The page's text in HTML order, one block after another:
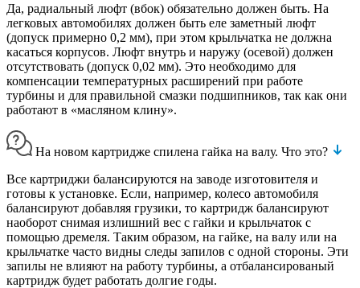
Да, радиальный люфт (вбок) обязательно должен быть. На
легковых автомобилях должен быть еле заметный люфт
(допуск примерно 0,2 мм), при этом крыльчатка не должна
касаться корпусов. Люфт внутрь и наружу (осевой) должен
отсутствовать (допуск 0,02 мм). Это необходимо для
компенсации температурных расширений при работе
турбины и для правильной смазки подшипников, так как они
работают в «масляном клину».
На новом картридже спилена гайка на валу. Что это?
Все картриджи балансируются на заводе изготовителя и
готовы к установке. Если, например, колесо автомобиля
балансируют добавляя грузики, то картридж балансируют
наоборот снимая излишний вес с гайки и крыльчаток с
помощью дремеля. Таким образом, на гайке, на валу или на
крыльчатке часто видны следы запилов с одной стороны. Эти
запилы не влияют на работу турбины, а отбалансированый
картридж будет работать долгие годы.